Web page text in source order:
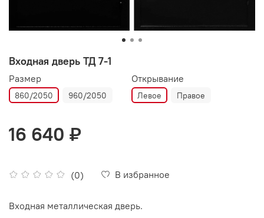
Входная дверь ТД 7-1
(0) В избранное
Размер
860/2050 960/2050
Открывание
Левое Правое
16 640 ₽
Входная металлическая дверь.